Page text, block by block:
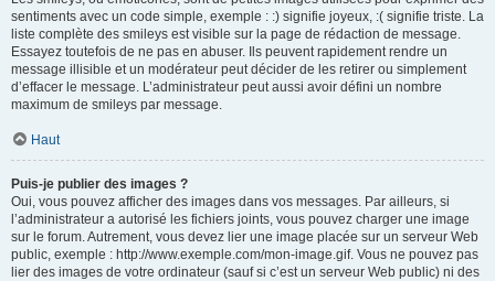
sentiments avec un code simple, exemple : :) signifie joyeux, :( signifie triste. La
liste complète des smileys est visible sur la page de rédaction de message.
Essayez toutefois de ne pas en abuser. Ils peuvent rapidement rendre un
message illisible et un modérateur peut décider de les retirer ou simplement
d’effacer le message. L’administrateur peut aussi avoir défini un nombre
maximum de smileys par message.
Haut
Puis-je publier des images ?
Oui, vous pouvez afficher des images dans vos messages. Par ailleurs, si
l’administrateur a autorisé les fichiers joints, vous pouvez charger une image
sur le forum. Autrement, vous devez lier une image placée sur un serveur Web
public, exemple : http://www.exemple.com/mon-image.gif. Vous ne pouvez pas
lier des images de votre ordinateur (sauf si c’est un serveur Web public) ni des